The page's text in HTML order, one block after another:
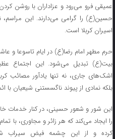
عمیقی فرو می‌رود و عزاداران با روشن
حسین(ع) را گرامی می‌دارند. این مراسم،
اسیران کربلا است.
حرم مطهر امام رضا(ع) در ایام تاسوعا و
بیت(ع) تبدیل می‌شود. این اجتماع
اشک‌های جاری، نه تنها یادآور مصائب
بلکه نمادی از پیوند ناگسستنی شیعیان
این شور و شعور حسینی، در کنار خدمات
را ایجاد می‌کند که هر زائر و مجاوری، با
کرده و از این چشمه فیض سیراب